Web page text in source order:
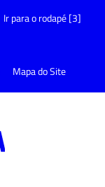
Ir para o rodapé [3]
Mapa do Site